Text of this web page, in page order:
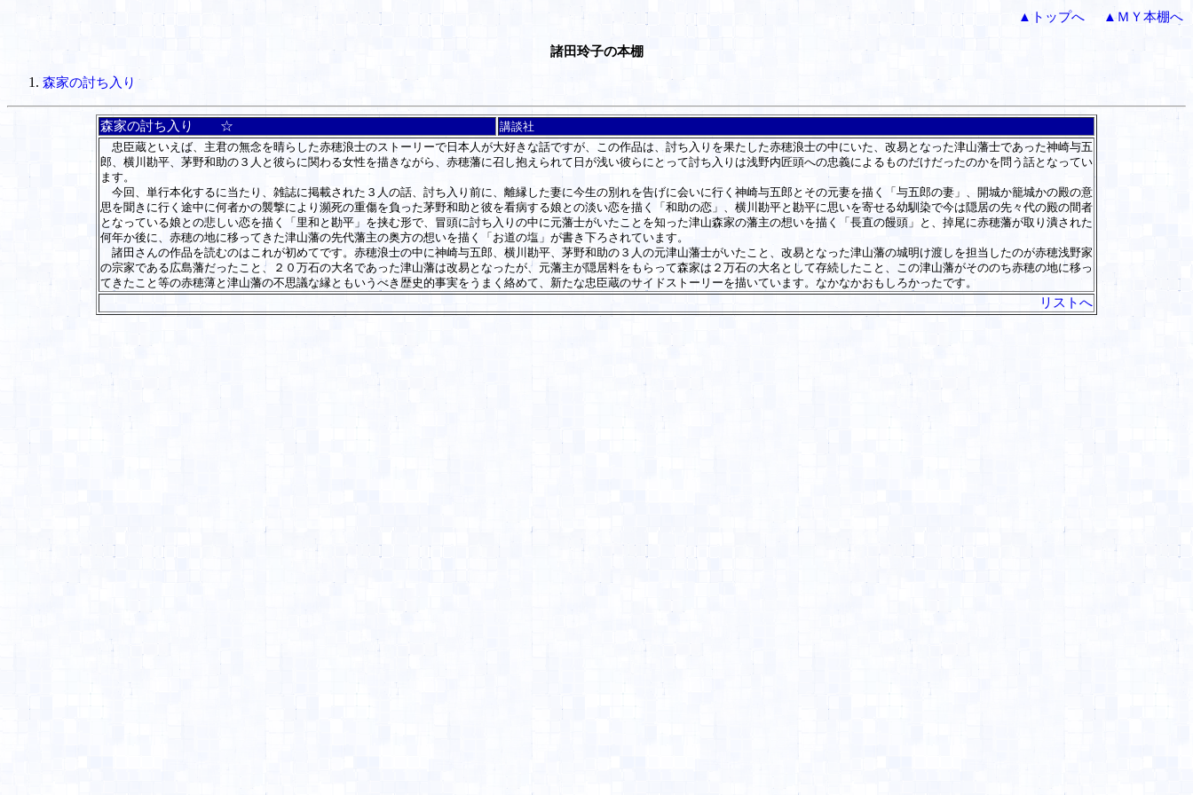
▲トップへ ▲ＭＹ本棚へ
諸田玲子の本棚
森家の討ち入り
森家の討ち入り ☆
講談社
忠臣蔵といえば、主君の無念を晴らした赤穂浪士のストーリーで日本人が大好きな話ですが、この作品は、討ち入りを果たした赤穂浪士の中にいた、改易となった津山藩士であった神崎与五
郎、横川勘平、茅野和助の３人と彼らに関わる女性を描きながら、赤穂藩に召し抱えられて日が浅い彼らにとって討ち入りは浅野内匠頭への忠義によるものだけだったのかを問う話となってい
ます。
今回、単行本化するに当たり、雑誌に掲載された３人の話、討ち入り前に、離縁した妻に今生の別れを告げに会いに行く神崎与五郎とその元妻を描く「与五郎の妻」、開城か籠城かの殿の意
思を聞きに行く途中に何者かの襲撃により瀕死の重傷を負った茅野和助と彼を看病する娘との淡い恋を描く「和助の恋」、横川勘平と勘平に思いを寄せる幼馴染で今は隠居の先々代の殿の間者
となっている娘との悲しい恋を描く「里和と勘平」を挟む形で、冒頭に討ち入りの中に元藩士がいたことを知った津山森家の藩主の想いを描く「長直の饅頭」と、掉尾に赤穂藩が取り潰された
何年か後に、赤穂の地に移ってきた津山藩の先代藩主の奥方の想いを描く「お道の塩」が書き下ろされています。
諸田さんの作品を読むのはこれが初めてです。赤穂浪士の中に神崎与五郎、横川勘平、茅野和助の３人の元津山藩士がいたこと、改易となった津山藩の城明け渡しを担当したのが赤穂浅野家
の宗家である広島藩だったこと、２０万石の大名であった津山藩は改易となったが、元藩主が隠居料をもらって森家は２万石の大名として存続したこと、この津山藩がそののち赤穂の地に移っ
てきたこと等の赤穂薄と津山藩の不思議な縁ともいうべき歴史的事実をうまく絡めて、新たな忠臣蔵のサイドストーリーを描いています。なかなかおもしろかったです。
リストへ